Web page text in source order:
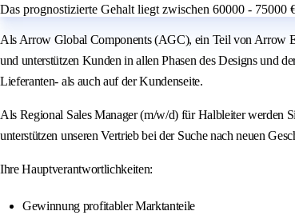
Das prognostizierte Gehalt liegt zwischen 60000 - 75000
Als Arrow Global Components (AGC), ein Teil von Arrow
und unterstützen Kunden in allen Phasen des Designs und
Lieferanten- als auch auf der Kundenseite.
Als Regional Sales Manager (m/w/d) für Halbleiter werden
unterstützen unseren Vertrieb bei der Suche nach neuen
Ihre Hauptverantwortlichkeiten:
Gewinnung profitabler Marktanteile